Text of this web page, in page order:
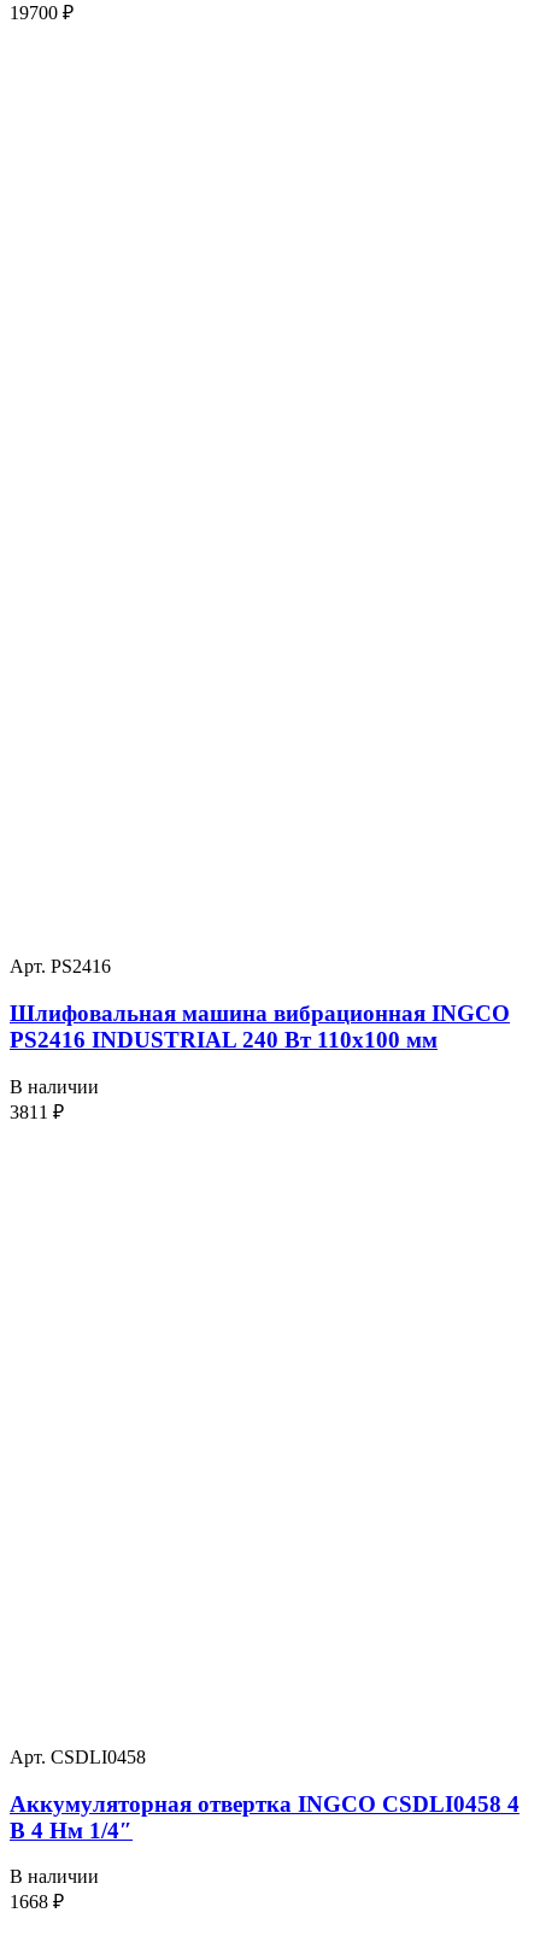
19700 ₽
Арт. PS2416
Шлифовальная машина вибрационная INGCO
PS2416 INDUSTRIAL 240 Вт 110х100 мм
В наличии
3811 ₽
Арт. CSDLI0458
Аккумуляторная отвертка INGCO CSDLI0458 4
В 4 Нм 1/4″
В наличии
1668 ₽